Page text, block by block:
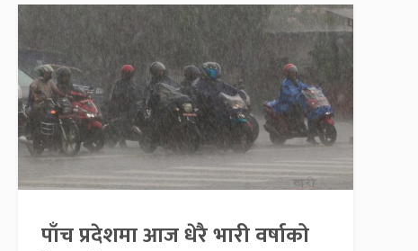
पाँच प्रदेशमा आज धेरै भारी वर्षाको